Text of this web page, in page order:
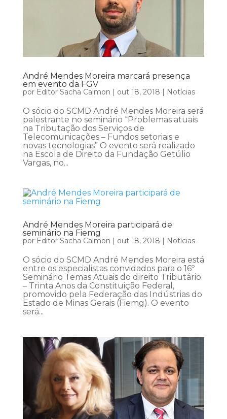
André Mendes Moreira marcará presença
em evento da FGV
por Editor Sacha Calmon out 18, 2018 Notícias
O sócio do SCMD André Mendes Moreira será
palestrante no seminário “Problemas atuais
na Tributação dos Serviços de
Telecomunicações – Fundos setoriais e
novas tecnologias” O evento será realizado
na Escola de Direito da Fundação Getúlio
Vargas, no...
André Mendes Moreira participará de
seminário na Fiemg
por Editor Sacha Calmon out 18, 2018 Notícias
O sócio do SCMD André Mendes Moreira está
entre os especialistas convidados para o 16º
Seminário Temas Atuais do direito Tributário
– Trinta Anos da Constituição Federal,
promovido pela Federação das Indústrias do
Estado de Minas Gerais (Fiemg). O evento
será...